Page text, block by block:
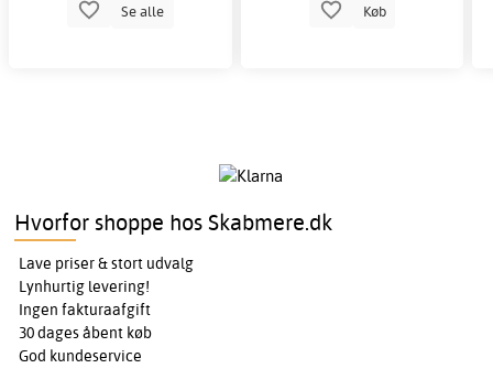
Se alle Køb
Hvorfor shoppe hos Skabmere.dk
Lave priser & stort udvalg
Lynhurtig levering!
Ingen fakturaafgift
30 dages åbent køb
God kundeservice